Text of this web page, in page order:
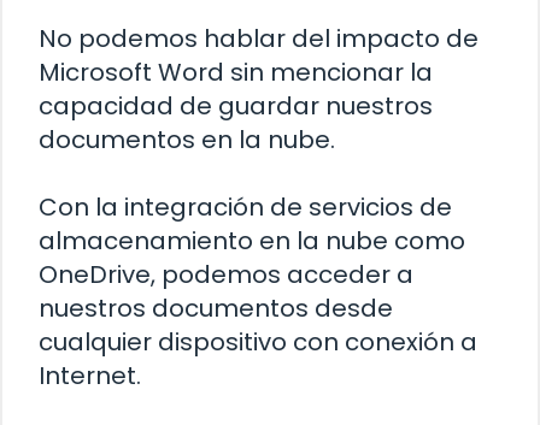
No podemos hablar del impacto de
Microsoft Word sin mencionar la
capacidad de guardar nuestros
documentos en la nube.
Con la integración de servicios de
almacenamiento en la nube como
OneDrive, podemos acceder a
nuestros documentos desde
cualquier dispositivo con conexión a
Internet.